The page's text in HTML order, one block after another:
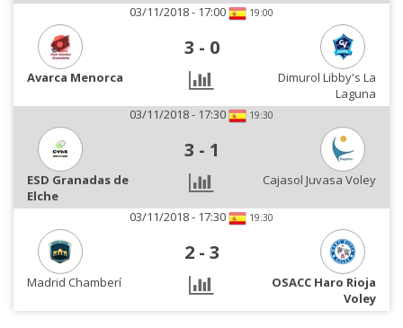
03/11/2018 - 17:00
19:00
3 - 0
Avarca Menorca
Dimurol Libby's La
Laguna
03/11/2018 - 17:30
19:30
3 - 1
ESD Granadas de
Elche
Cajasol Juvasa Voley
03/11/2018 - 17:30 19:30
2 - 3
Madrid Chamberí
OSACC Haro Rioja
Voley